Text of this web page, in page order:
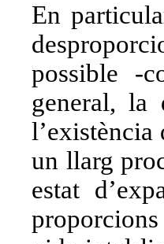
En
possible -
general, la
un llarg
estat